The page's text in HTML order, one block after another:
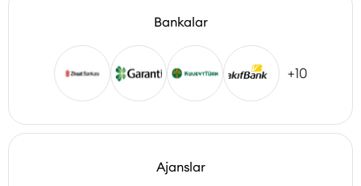
Bankalar
+10
Ajanslar